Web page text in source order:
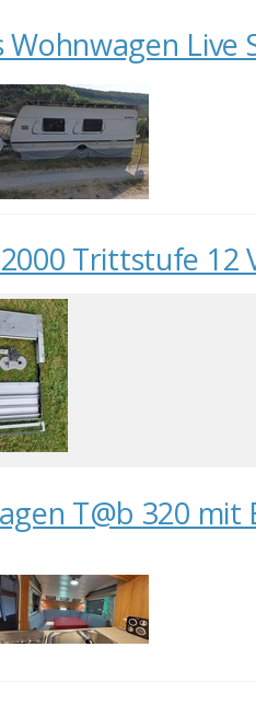
Live
Trittstufe 12
T@b 320 mit